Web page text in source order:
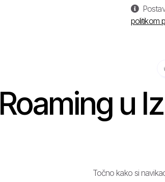
politikom
Roaming u
Točno kako si